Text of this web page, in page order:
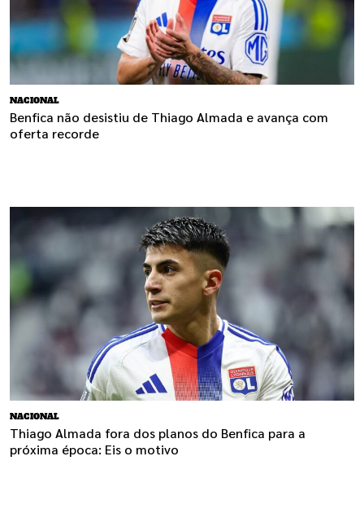
NACIONAL
Benfica não desistiu de Thiago Almada e avança com
oferta recorde
NACIONAL
Thiago Almada fora dos planos do Benfica para a
próxima época: Eis o motivo